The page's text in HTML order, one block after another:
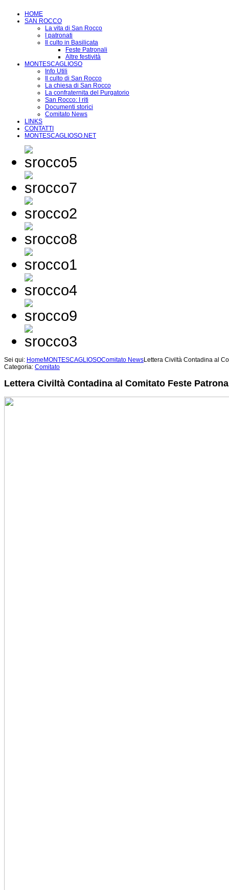
HOME
SAN ROCCO
La vita di San Rocco
I patronati
Il culto in Basilicata
Feste Patronali
Altre festività
MONTESCAGLIOSO
Info Utili
Il culto di San Rocco
La chiesa di San Rocco
La confraternita del Purgatorio
San Rocco: I riti
Documenti storici
Comitato News
LINKS
CONTATTI
MONTESCAGLIOSO.NET
Sei qui: Home MONTESCAGLIOSOComitato NewsLettera Civiltà Contadina al
Categoria: Comitato
Lettera Civiltà Contadina al Comitato Feste